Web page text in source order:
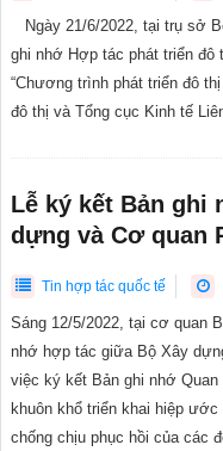
Ngày 21/6/2022, tại trụ sở
ghi nhớ Hợp tác phát triển đô
“Chương trình phát triển đô
đô thị và Tổng cục Kinh tế
Lễ ký kết Bản ghi
dựng và Cơ quan
Tin hợp tác quốc tế
Sáng 12/5/2022, tại cơ quan
nhớ hợp tác giữa Bộ Xây
việc ký kết Bản ghi nhớ
khuôn khổ triển khai hiệp
chống chịu phục hồi của các